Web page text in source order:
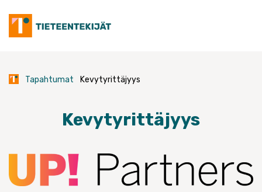
content
Tapahtumat Kevytyrittäjyys
Kevytyrittäjyys